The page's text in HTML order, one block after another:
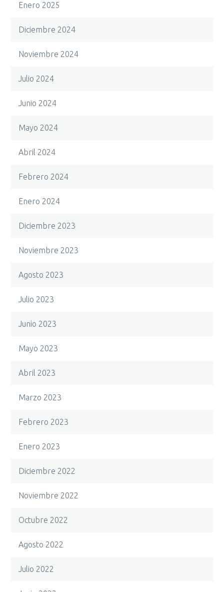
Enero 2025
Diciembre 2024
Noviembre 2024
Julio 2024
Junio 2024
Mayo 2024
Abril 2024
Febrero 2024
Enero 2024
Diciembre 2023
Noviembre 2023
Agosto 2023
Julio 2023
Junio 2023
Mayo 2023
Abril 2023
Marzo 2023
Febrero 2023
Enero 2023
Diciembre 2022
Noviembre 2022
Octubre 2022
Agosto 2022
Julio 2022